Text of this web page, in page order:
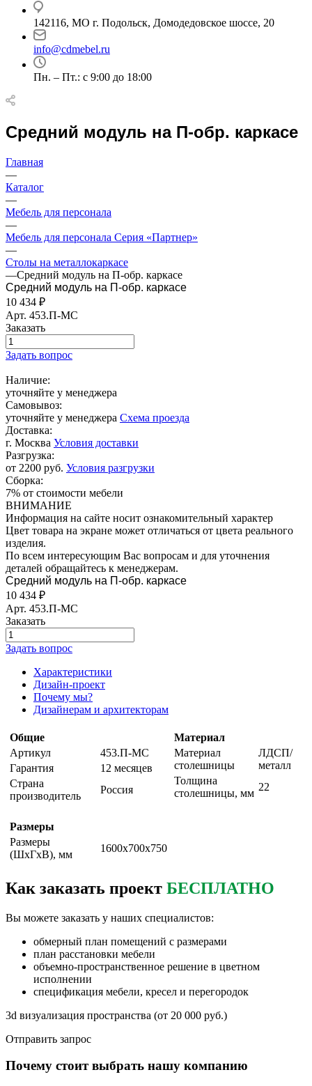
142116, МО г. Подольск, Домодедовское шоссе, 20
info@cdmebel.ru
Пн. – Пт.: с 9:00 до 18:00
Средний модуль на П-обр. каркасе
Главная
—
Каталог
—
Мебель для персонала
—
Мебель для персонала Серия «Партнер»
—
Столы на металлокаркасе
—Средний модуль на П-обр. каркасе
Средний модуль на П-обр. каркасе
10 434 ₽
Арт. 453.П-МС
Заказать
Задать вопрос
Наличие:
уточняйте у менеджера
Самовывоз:
уточняйте у менеджера Схема проезда
Доставка:
г. Москва Условия доставки
Разгрузка:
от 2200 руб. Условия разгрузки
Сборка:
7% от стоимости мебели
ВНИМАНИЕ
Информация на сайте носит ознакомительный характер
Цвет товара на экране может отличаться от цвета реального
изделия.
По всем интересующим Вас вопросам и для уточнения
деталей обращайтесь к менеджерам.
Средний модуль на П-обр. каркасе
10 434 ₽
Арт. 453.П-МС
Заказать
Задать вопрос
Характеристики
Дизайн-проект
Почему мы?
Дизайнерам и архитекторам
Общие
Артикул
453.П-МС
Гарантия
12 месяцев
Страна
производитель
Россия
Размеры
Размеры
(ШxГxВ), мм
1600х700х750
Материал
Материал
столешницы
ЛДСП/
металл
Толщина
столешницы, мм
22
Как заказать проект БЕСПЛАТНО
Вы можете заказать у наших специалистов:
обмерный план помещений с размерами
план расстановки мебели
объемно-пространственное решение в цветном
исполнении
спецификация мебели, кресел и перегородок
3d визуализация пространства (от 20 000 руб.)
Отправить запрос
Почему стоит выбрать нашу компанию